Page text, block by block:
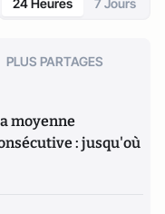
24 Heures 7 Jours
PLUS PARTAGES
moyenne
: jusqu'où